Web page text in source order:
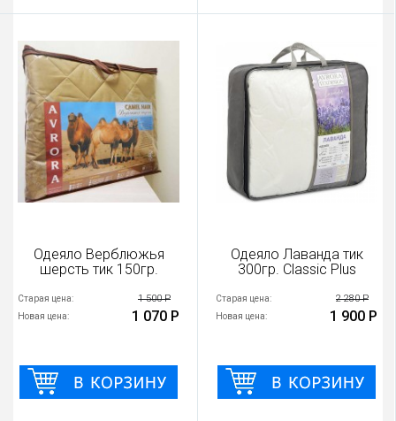
Одеяло Верблюжья
шерсть тик 150гр.
Старая цена: 1 500 Р
Новая цена: 1 070 Р
Одеяло Лаванда тик
300гр. Classic Plus
Старая цена: 2 280 Р
Новая цена: 1 900 Р